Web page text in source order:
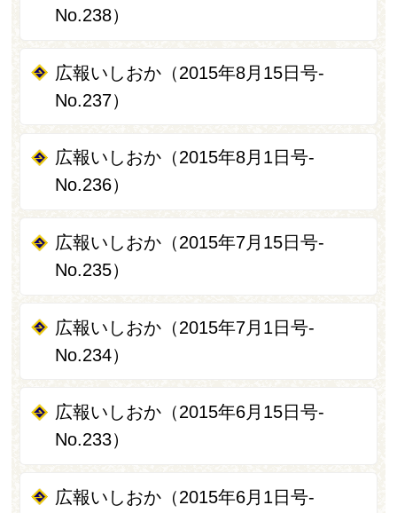
No.238）
広報いしおか（2015年8月15日号-
No.237）
広報いしおか（2015年8月1日号-
No.236）
広報いしおか（2015年7月15日号-
No.235）
広報いしおか（2015年7月1日号-
No.234）
広報いしおか（2015年6月15日号-
No.233）
広報いしおか（2015年6月1日号-